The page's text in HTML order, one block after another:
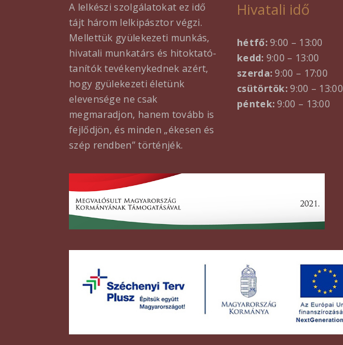
A lelkészi szolgálatokat ez idő
tájt három lelkipásztor végzi.
Mellettük gyülekezeti munkás,
hivatali munkatárs és hitoktató-
tanítók tevékenykednek azért,
hogy gyülekezeti életünk
elevensége ne csak
megmaradjon, hanem tovább is
fejlődjön, és minden „ékesen és
szép rendben” történjék.
Hivatali idő
hétfő:9:00 – 13:00
kedd: 9:00 – 13:00
szerda:9:00 – 17:00
csütörtök:9:00 – 13:00
péntek:9:00 – 13:00